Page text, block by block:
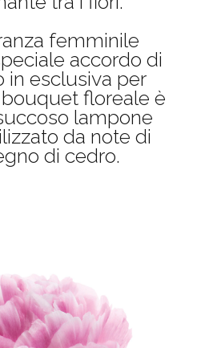
femminile
accordo di
in esclusiva per
floreale è
lampone
da note di
di cedro.